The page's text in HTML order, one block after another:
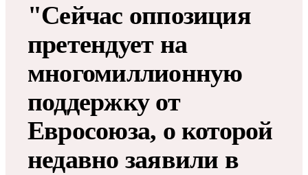
"Сейчас оппозиция
претендует на
многомиллионную
поддержку от
Евросоюза, о которой
недавно заявили в